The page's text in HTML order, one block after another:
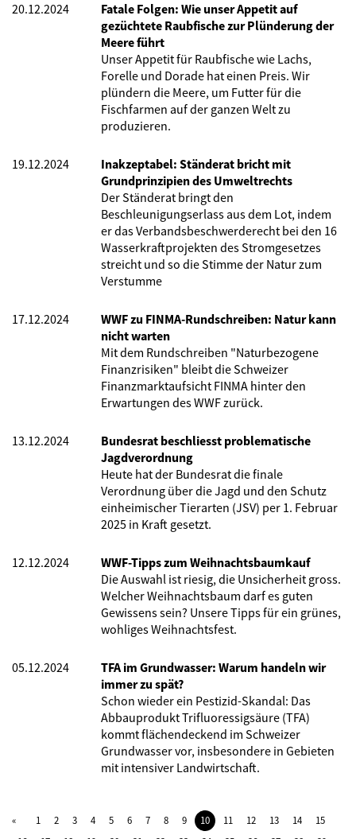
20.12.2024
Fatale Folgen: Wie unser Appetit auf
gezüchtete Raubfische zur Plünderung der
Meere führt
Unser Appetit für Raubfische wie Lachs,
Forelle und Dorade hat einen Preis. Wir
plündern die Meere, um Futter für die
Fischfarmen auf der ganzen Welt zu
produzieren.
19.12.2024
Inakzeptabel: Ständerat bricht mit
Grundprinzipien des Umweltrechts
Der Ständerat bringt den
Beschleunigungserlass aus dem Lot, indem
er das Verbandsbeschwerderecht bei den 16
Wasserkraftprojekten des Stromgesetzes
streicht und so die Stimme der Natur zum
Verstumme
17.12.2024
WWF zu FINMA-Rundschreiben: Natur kann
nicht warten
Mit dem Rundschreiben "Naturbezogene
Finanzrisiken" bleibt die Schweizer
Finanzmarktaufsicht FINMA hinter den
Erwartungen des WWF zurück.
13.12.2024
Bundesrat beschliesst problematische
Jagdverordnung
Heute hat der Bundesrat die finale
Verordnung über die Jagd und den Schutz
einheimischer Tierarten (JSV) per 1. Februar
2025 in Kraft gesetzt.
12.12.2024
WWF-Tipps zum Weihnachtsbaumkauf
Die Auswahl ist riesig, die Unsicherheit gross.
Welcher Weihnachtsbaum darf es guten
Gewissens sein? Unsere Tipps für ein grünes,
wohliges Weihnachtsfest.
05.12.2024
TFA im Grundwasser: Warum handeln wir
immer zu spät?
Schon wieder ein Pestizid-Skandal: Das
Abbauprodukt Trifluoressigsäure (TFA)
kommt flächendeckend im Schweizer
Grundwasser vor, insbesondere in Gebieten
mit intensiver Landwirtschaft.
1 2 3 4 5 6 7 8 9 10 11 12 13 14
15